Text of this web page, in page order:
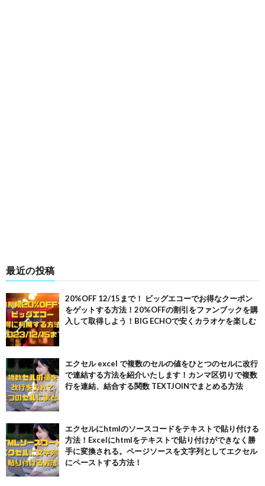
最近の投稿
20%OFF 12/15まで！ ビッグエコーでお得なクーポン
をゲットする方法！20%OFFの割引をファンブックを購
入して取得しよう！BIG ECHOで安くカラオケを楽しむ
エクセル excel で複数のセルの値をひとつのセルに改行
で連結する方法を紹介いたします！カンマ区切りで複数
行を連結、結合する関数 TEXTJOINでまとめる方法
エクセルにhtmlのソースコードをテキストで貼り付ける
方法！Excelにhtmlをテキストで貼り付けができなく勝
手に変換される。ページソースを文字列としてエクセル
にペーストする方法！